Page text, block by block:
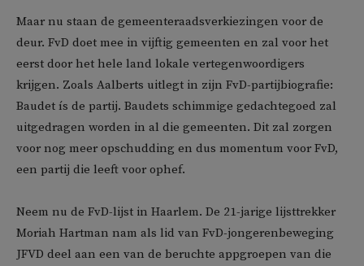
Maar nu staan de gemeenteraadsverkiezingen voor de
deur. FvD doet mee in vijftig gemeenten en zal voor het
eerst door het hele land lokale vertegenwoordigers
krijgen. Zoals Aalberts uitlegt in zijn FvD-partijbiografie:
Baudet ís de partij. Baudets schimmige gedachtegoed zal
uitgedragen worden in al die gemeenten. Dit zal zorgen
voor nog meer opschudding en dus momentum voor FvD,
een partij die leeft voor ophef.
Neem nu de FvD-lijst in Haarlem. De 21-jarige lijsttrekker
Moriah Hartman nam als lid van FvD-jongerenbeweging
JFVD deel aan een van de beruchte appgroepen van die